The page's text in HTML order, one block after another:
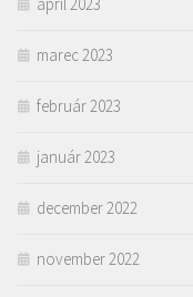
marec 2023
február 2023
január 2023
december 2022
november 2022